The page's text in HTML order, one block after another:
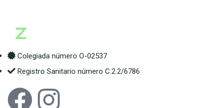
Colegiada número O-02537
Registro Sanitario número C.2.2/6786